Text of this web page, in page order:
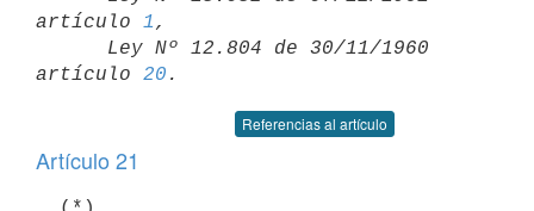
artículo 1 ,
artículo 20
Referencias al artículo
Artículo 21